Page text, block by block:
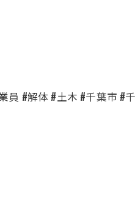
#解体 #土木 #千葉市 #